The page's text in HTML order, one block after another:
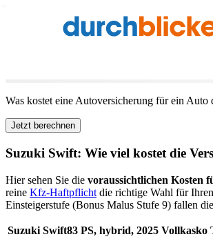
Autoversicherung
Was kostet eine Autoversicherung für ein Auto
Jetzt berechnen
Suzuki Swift: Wie viel kostet die
Hier sehen Sie die voraussichtlichen Kosten
reine Kfz-Haftpflicht die richtige Wahl für
Einsteigerstufe (Bonus Malus Stufe 9) fallen
Suzuki Swift83 PS, hybrid, 2025 Vollkasko